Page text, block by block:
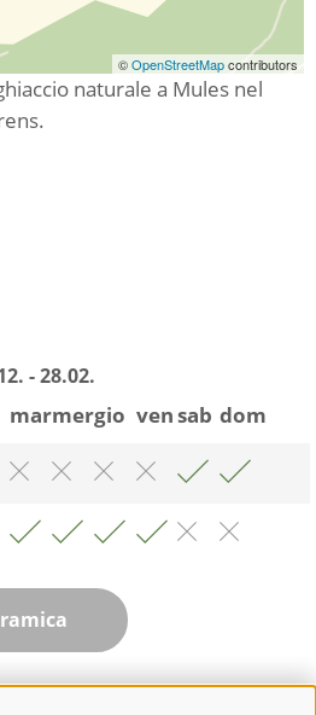
©OpenStreetMapcontributors
naturale a Mules nel
- 28.02.
marmergio vensab dom